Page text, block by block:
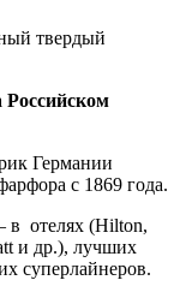
твердый
Германии
с 1869 года.
в отелях (Hilton,
и др.), лучших
суперлайнеров.